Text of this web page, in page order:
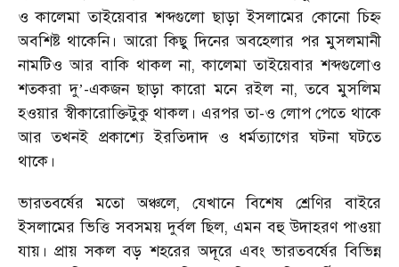
ও কালেমা তাইয়েবার শব্দগুলো ছাড়া ইসলামের কোনো চিহ্ন
অবশিষ্ট থাকেনি। আরো কিছু দিনের অবহেলার পর মুসলমানী
নামটিও আর বাকি থাকল না, কালেমা তাইয়েবার শব্দগুলোও
শতকরা দু’-একজন ছাড়া কারো মনে রইল না, তবে মুসলিম
হওয়ার স্বীকারোক্তিটুকু থাকল। এরপর তা-ও লোপ পেতে থাকে
আর তখনই প্রকাশ্যে ইরতিদাদ ও ধর্মত্যাগের ঘটনা ঘটতে
থাকে।
ভারতবর্ষের মতো অঞ্চলে, যেখানে বিশেষ শ্রেণির বাইরে
ইসলামের ভিত্তি সবসময় দুর্বল ছিল, এমন বহু উদাহরণ পাওয়া
যায়। প্রায় সকল বড় শহরের অদূরে এবং ভারতবর্ষের বিভিন্ন